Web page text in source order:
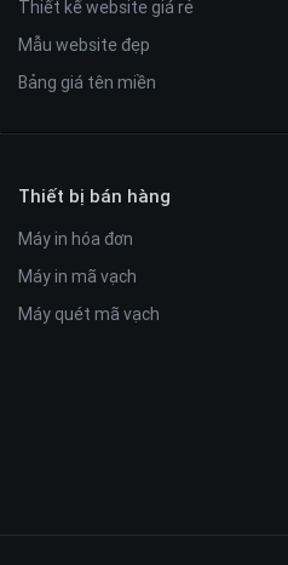
Thiết kế website giá rẻ
Mẫu website đẹp
Bảng giá tên miền
Thiết bị bán hàng
Máy in hóa đơn
Máy in mã vạch
Máy quét mã vạch